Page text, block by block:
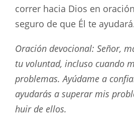
correr hacia Dios en
seguro de que Él te
Oración devocional: Señor,
tu voluntad, incluso cuando
problemas. Ayúdame a
ayudarás a superar mis
huir de ellos.